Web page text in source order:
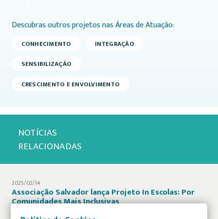
Descubras outros projetos nas Áreas de Atuação:
CONHECIMENTO
INTEGRAÇÃO
SENSIBILIZAÇÃO
CRESCIMENTO E ENVOLVIMENTO
NOTÍCIAS
RELACIONADAS
2025/02/14
Associação Salvador lança Projeto In Escolas: Por
Comunidades Mais Inclusivas